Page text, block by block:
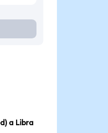
a Libra